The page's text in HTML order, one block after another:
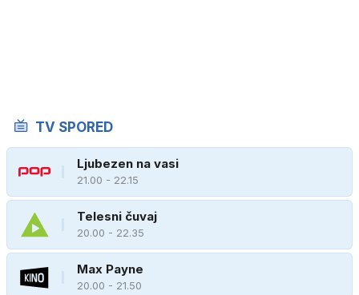
TV SPORED
Ljubezen na vasi
21.00 - 22.15
Telesni čuvaj
20.00 - 22.35
Max Payne
20.00 - 21.50